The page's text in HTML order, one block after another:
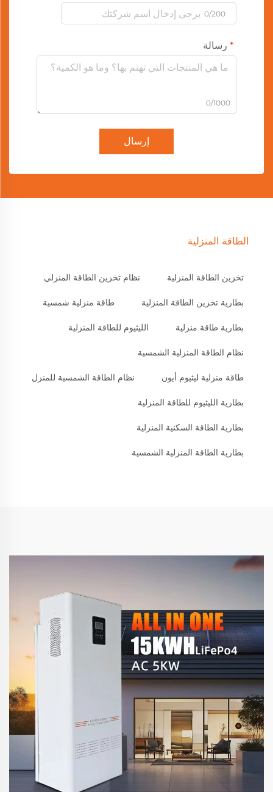
0/200
رسالة
0/1000
إرسال
الطاقة المنزلية
تخزين الطاقة المنزلية نظام تخزين الطاقة المنزلي
بطارية تخزين الطاقة المنزلية طاقة منزلية شمسية
بطارية طاقة منزلية الليثيوم للطاقة المنزلية
نظام الطاقة المنزلية الشمسية
طاقة منزلية ليثيوم أيون نظام الطاقة الشمسية للمنزل
بطارية الليثيوم للطاقة المنزلية
بطارية الطاقة السكنية المنزلية
بطارية الطاقة المنزلية الشمسية